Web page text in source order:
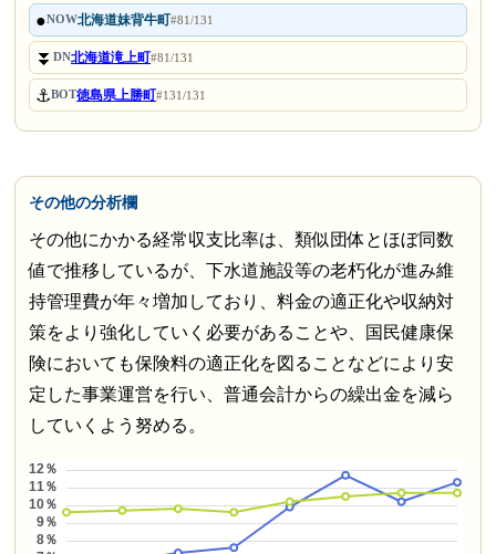
●NOW北海道妹背牛町#81/131
⏬DN北海道滝上町#81/131
⚓BOT徳島県上勝町#131/131
その他の分析欄
その他にかかる経常収支比率は、類似団体とほぼ同数
値で推移しているが、下水道施設等の老朽化が進み維
持管理費が年々増加しており、料金の適正化や収納対
策をより強化していく必要があることや、国民健康保
険においても保険料の適正化を図ることなどにより安
定した事業運営を行い、普通会計からの繰出金を減ら
していくよう努める。